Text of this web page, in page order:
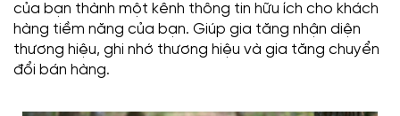
của bạn thành một kênh thông tin hữu ích cho khách
hàng tiềm năng của bạn. Giúp gia tăng nhận diện
thương hiệu, ghi nhớ thương hiệu và gia tăng chuyển
đổi bán hàng.